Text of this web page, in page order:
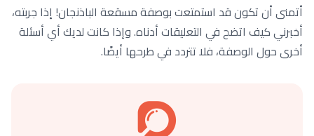
أتمنى أن تكون قد استمتعت بوصفة مسقعة الباذنجان! إذا جربته،
أخبرني كيف اتضح في التعليقات أدناه. وإذا كانت لديك أي أسئلة
أخرى حول الوصفة، فلا تتردد في طرحها أيضًا.